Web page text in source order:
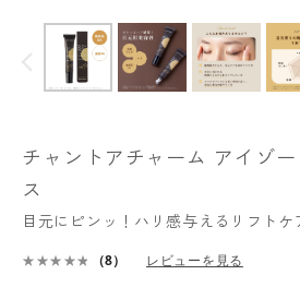
チャントアチャーム アイゾ
ス
目元にピンッ！ハリ感与えるリフトケ
（8） レビューを見る